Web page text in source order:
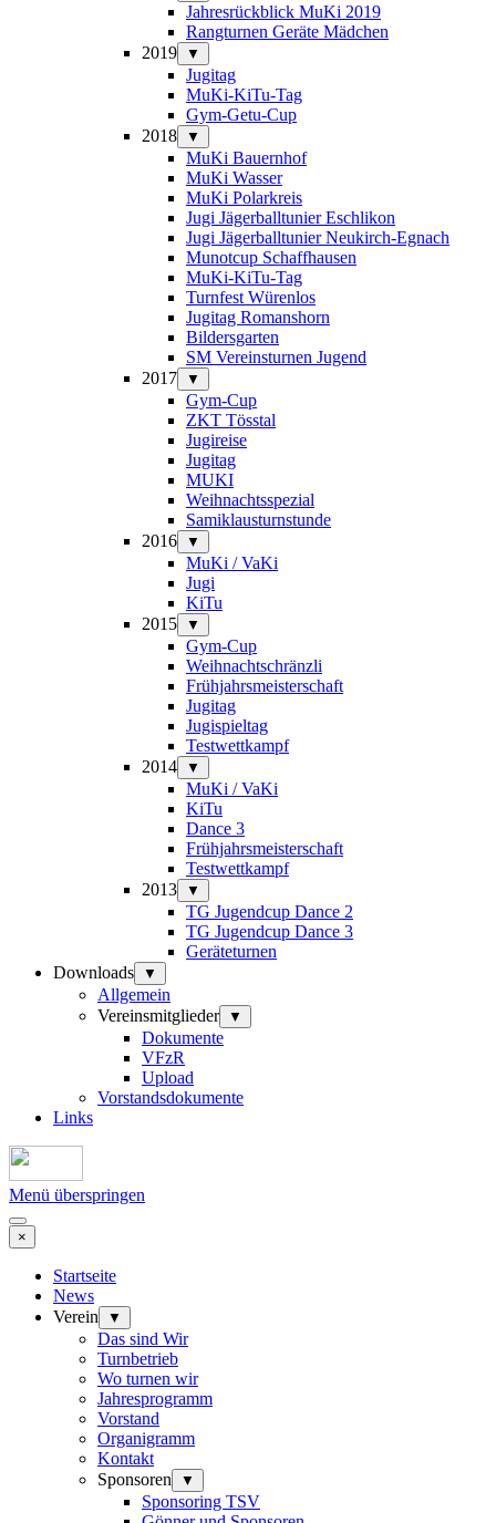
Jahresrückblick MuKi 2019
Rangturnen Geräte Mädchen
2019
▼
Jugitag
MuKi-KiTu-Tag
Gym-Getu-Cup
2018
▼
MuKi Bauernhof
MuKi Wasser
MuKi Polarkreis
Jugi Jägerballtunier Eschlikon
Jugi Jägerballtunier Neukirch-Egnach
Munotcup Schaffhausen
MuKi-KiTu-Tag
Turnfest Würenlos
Jugitag Romanshorn
Bildersgarten
SM Vereinsturnen Jugend
2017
▼
Gym-Cup
ZKT Tösstal
Jugireise
Jugitag
MUKI
Weihnachtsspezial
Samiklausturnstunde
2016
▼
MuKi / VaKi
Jugi
KiTu
2015
▼
Gym-Cup
Weihnachtschränzli
Frühjahrsmeisterschaft
Jugitag
Jugispieltag
Testwettkampf
2014
▼
MuKi / VaKi
KiTu
Dance 3
Frühjahrsmeisterschaft
Testwettkampf
2013
▼
TG Jugendcup Dance 2
TG Jugendcup Dance 3
Geräteturnen
Downloads
▼
Allgemein
Vereinsmitglieder
▼
Dokumente
VFzR
Upload
Vorstandsdokumente
Links
Menü überspringen
×
Startseite
News
Verein
▼
Das sind Wir
Turnbetrieb
Wo turnen wir
Jahresprogramm
Vorstand
Organigramm
Kontakt
Sponsoren
▼
Sponsoring TSV